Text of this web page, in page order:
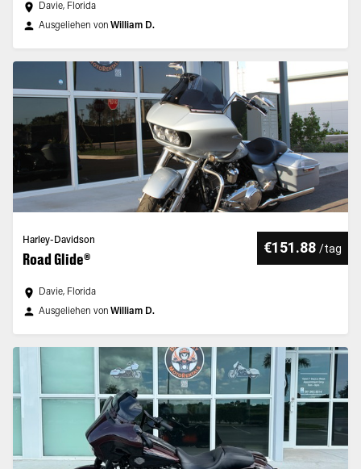
Davie, Florida
Ausgeliehen von William D.
Harley-Davidson
Road Glide®
€151.88 /tag
Davie, Florida
Ausgeliehen von William D.